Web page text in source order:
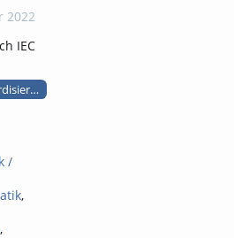
2022
IEC
teil 5 konformität
/
,
,